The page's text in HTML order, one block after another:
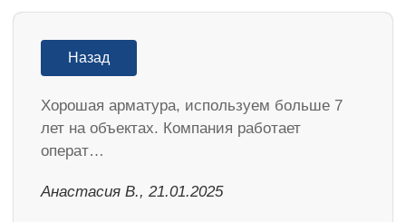
Назад
Хорошая арматура, используем больше 7
лет на объектах. Компания работает
операт…
Анастасия В., 21.01.2025